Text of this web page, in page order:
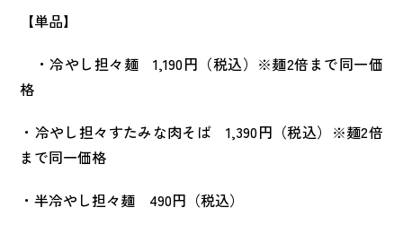
【単品】
・冷やし担々麺 1,190円（税込）※麺2倍まで同一価
格
・冷やし担々すたみな肉そば 1,390円（税込）※麺2倍
まで同一価格
・半冷やし担々麺 490円（税込）